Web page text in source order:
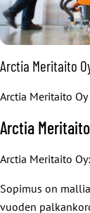
Arctia Meritaito
Arctia Meritaito
Arctia
Arctia Meritaito
Sopimus on
vuoden